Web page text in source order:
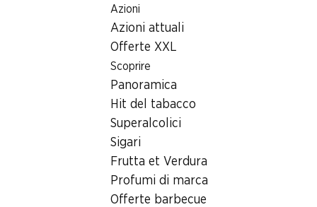
Azioni
Azioni attuali
Offerte XXL
Scoprire
Panoramica
Hit del tabacco
Superalcolici
Sigari
Frutta et Verdura
Profumi di marca
Offerte barbecue
Ricerca di filiale
Filiale Denner Rue des Creusets 7, 1950 Sion
Rue des Creusets 7, 1950 Sion